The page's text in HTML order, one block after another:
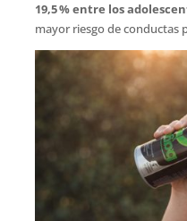
19,5 % entre los
mayor riesgo de conductas